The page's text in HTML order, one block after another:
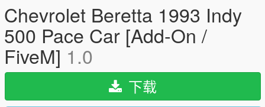
Chevrolet Beretta 1993 Indy
500 Pace Car [Add-On /
FiveM] 1.0
下载